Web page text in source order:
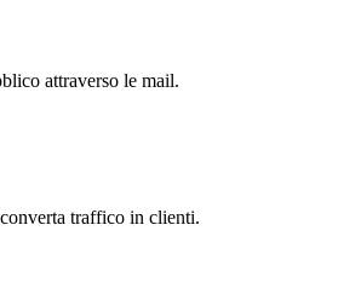
attraverso le mail.
traffico in clienti.